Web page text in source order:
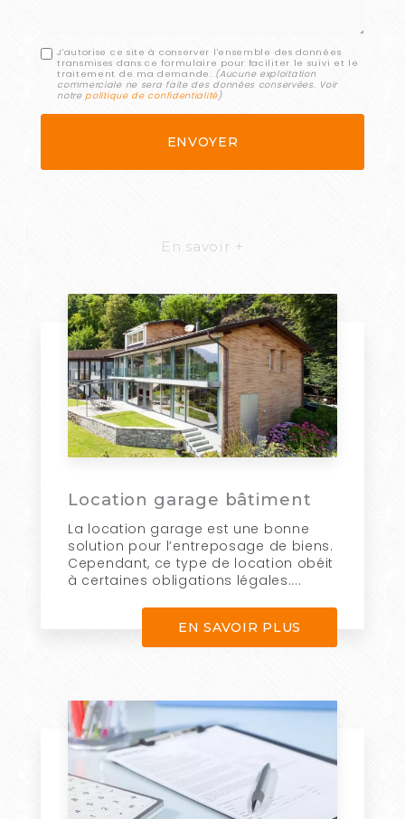
J'autorise ce site à conserver l'ensemble des données
transmises dans ce formulaire pour faciliter le suivi et le
traitement de ma demande. (Aucune exploitation
commerciale ne sera faite des données conservées. Voir
notrepolitique de confidentialité)
En savoir +
Location garage bâtiment
La location garage est une bonne
solution pour l’entreposage de biens.
Cependant, ce type de location obéit
à certaines obligations légales....
EN SAVOIR PLUS